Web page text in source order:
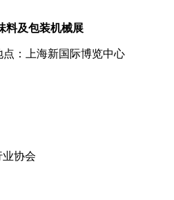
料及包装机械展
点：上海新国际博览中心
业协会